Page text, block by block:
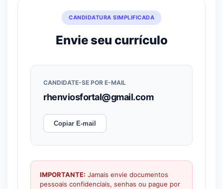
CANDIDATURA SIMPLIFICADA
Envie seu currículo
CANDIDATE-SE POR E-MAIL
rhenviosfortal@gmail.com
Copiar E-mail
IMPORTANTE: Jamais envie documentos
pessoais confidenciais, senhas ou pague por